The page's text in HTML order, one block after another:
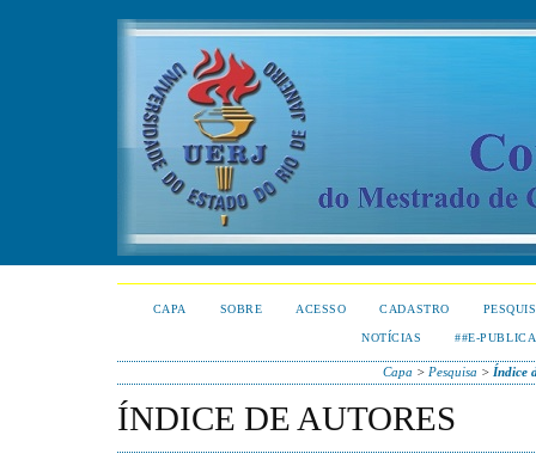
CAPA SOBRE ACESSO CADASTRO
NOTÍCIAS ##E-
Capa > Pesquisa > Índice
ÍNDICE DE AUTORES